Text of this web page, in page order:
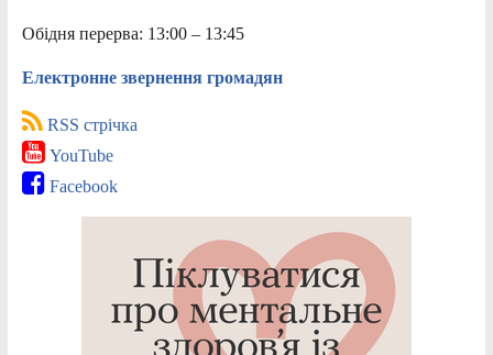
Обідня перерва: 13:00 – 13:45
Електронне звернення громадян
RSS стрічка
YouTube
Facebook